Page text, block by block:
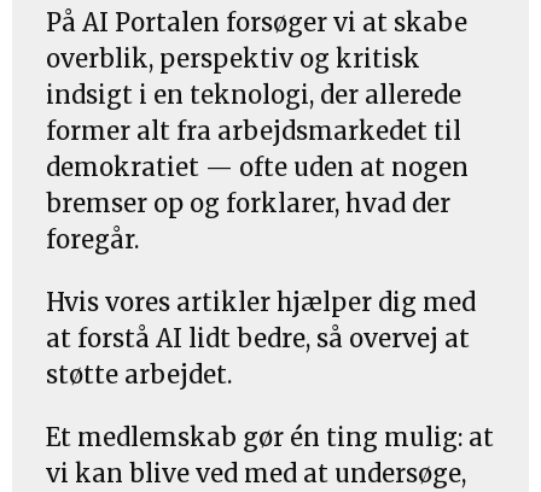
På AI Portalen forsøger vi at skabe
overblik, perspektiv og kritisk
indsigt i en teknologi, der allerede
former alt fra arbejdsmarkedet til
demokratiet — ofte uden at nogen
bremser op og forklarer, hvad der
foregår.
Hvis vores artikler hjælper dig med
at forstå AI lidt bedre, så overvej at
støtte arbejdet.
Et medlemskab gør én ting mulig: at
vi kan blive ved med at undersøge,